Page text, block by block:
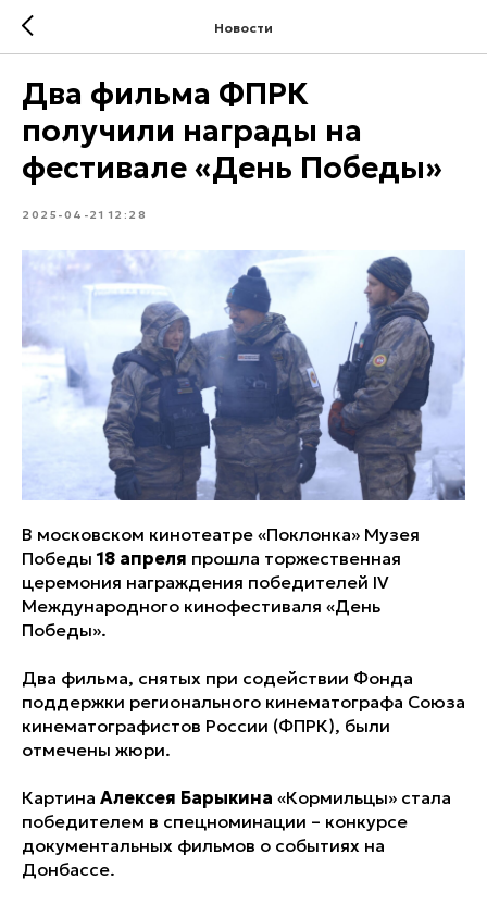
Новости
Два фильма ФПРК
получили награды на
фестивале «День Победы»
2025-04-21 12:28
В московском кинотеатре «Поклонка» Музея
Победы 18 апреля прошла торжественная
церемония награждения победителей IV
Международного кинофестиваля «День
Победы».
Два фильма, снятых при содействии Фонда
поддержки регионального кинематографа Союза
кинематографистов России (ФПРК), были
отмечены жюри.
Картина Алексея Барыкина «Кормильцы» стала
победителем в спецноминации – конкурсе
документальных фильмов о событиях на
Донбассе.